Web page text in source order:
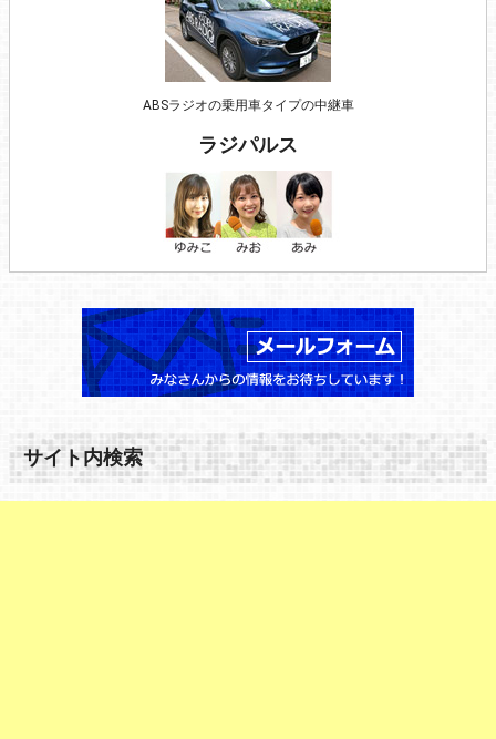
ABSラジオの乗用車タイプの中継車
ラジパルス
サイト内検索